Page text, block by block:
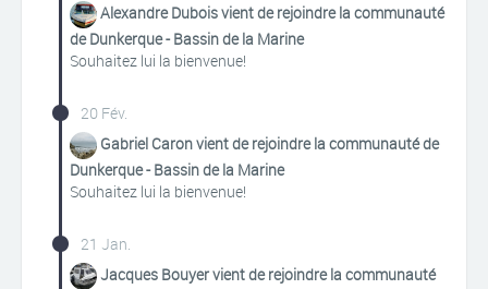
Alexandre Dubois vient de rejoindre la communauté
de Dunkerque - Bassin de la Marine
Souhaitez lui la bienvenue!
20 Fév.
Gabriel Caron vient de rejoindre la communauté de
Dunkerque - Bassin de la Marine
Souhaitez lui la bienvenue!
21 Jan.
Jacques Bouyer vient de rejoindre la communauté